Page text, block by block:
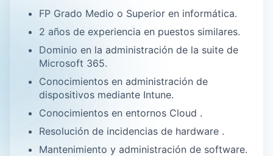
FP Grado Medio o Superior en informática.
2 años de experiencia en puestos similares.
Dominio en la administración de la suite de
Microsoft 365.
Conocimientos en administración de
dispositivos mediante Intune.
Conocimientos en entornos Cloud .
Resolución de incidencias de hardware .
Mantenimiento y administración de software.